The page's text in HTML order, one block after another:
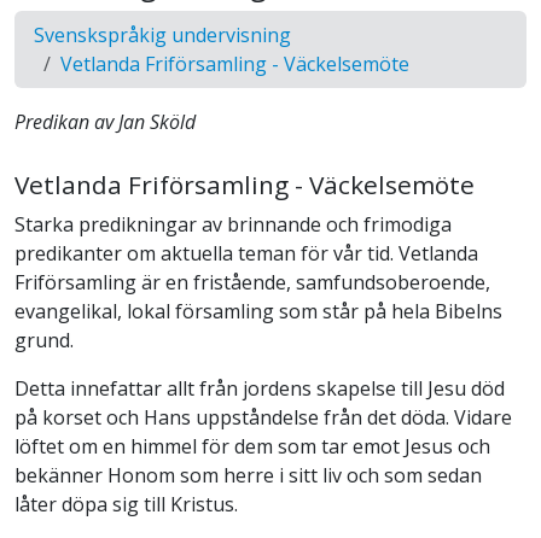
Svenskspråkig undervisning
Vetlanda Friförsamling - Väckelsemöte
Predikan av Jan Sköld
Vetlanda Friförsamling - Väckelsemöte
Starka predikningar av brinnande och frimodiga
predikanter om aktuella teman för vår tid. Vetlanda
Friförsamling är en fristående, samfundsoberoende,
evangelikal, lokal församling som står på hela Bibelns
grund.
Detta innefattar allt från jordens skapelse till Jesu död
på korset och Hans uppståndelse från det döda. Vidare
löftet om en himmel för dem som tar emot Jesus och
bekänner Honom som herre i sitt liv och som sedan
låter döpa sig till Kristus.